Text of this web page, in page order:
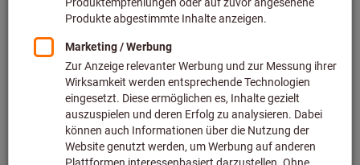
In den Warenkorb
Voraussichtliche Lieferzeit: 1-2 Wochen
Bitte beachten Sie die Lieferzeit und eingeschränkte
Beratung:
Diesen Artikel bestellen wir für Sie direkt beim Hersteller,
da er nicht Bestandteil unseres Hauptsortiments ist und
somit nicht bei uns auf Lager liegt.Infos